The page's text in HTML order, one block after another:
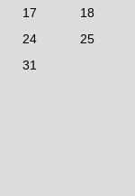
17
18
24
25
31